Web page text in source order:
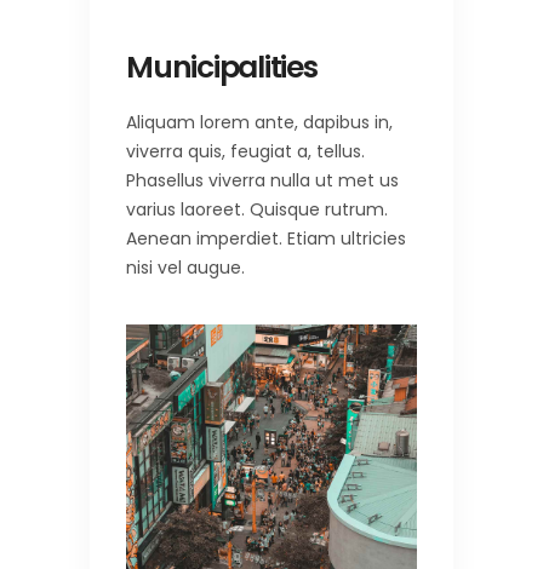
Municipalities
Aliquam lorem ante, dapibus in,
viverra quis, feugiat a, tellus.
Phasellus viverra nulla ut met us
varius laoreet. Quisque rutrum.
Aenean imperdiet. Etiam ultricies
nisi vel augue.